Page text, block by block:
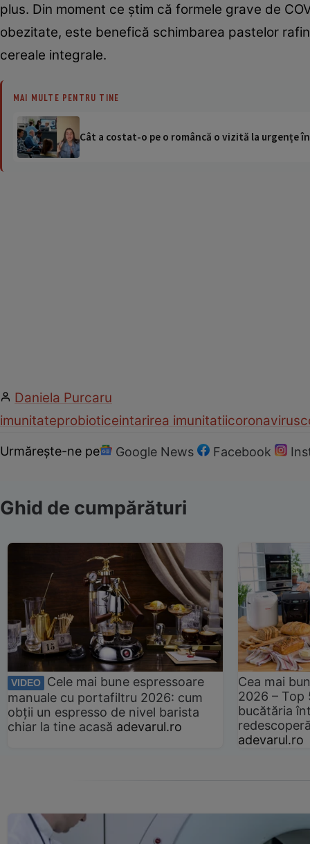
plus. Din moment ce ştim că formele grave de
obezitate, este benefică schimbarea pastelor
cereale integrale.
MAI MULTE PENTRU TINE
Cât a costat-o pe o româncă o vizită la urgențe
Daniela Purcaru
imunitateprobioticeintarirea imunitatiicoronavirus
Urmărește-ne pe Google News Facebook
Ghid de cumpărături
VIDEO
Cele mai bune espressoare
manuale cu portafiltru 2026: cum
obții un espresso de nivel barista
chiar la tine acasă adevarul.ro
Cea mai
2026 –
bucătăria
adevarul.ro